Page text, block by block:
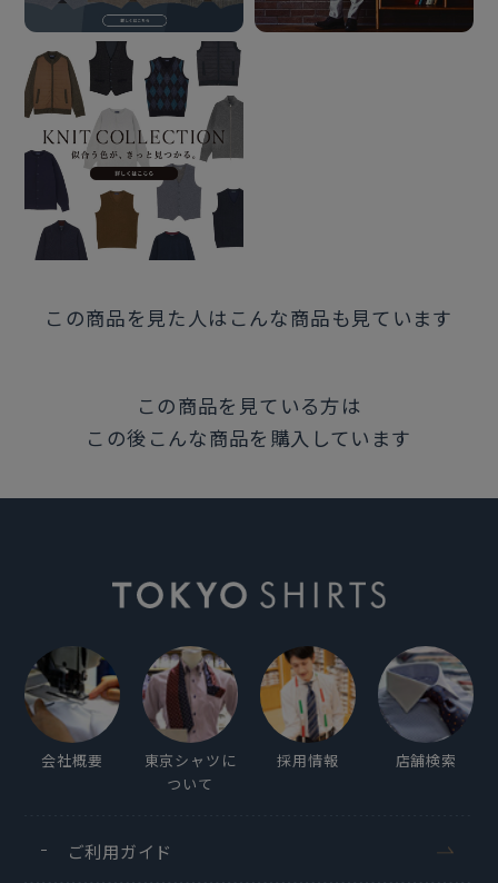
この商品を見た人はこんな商品も見ています
この商品を見ている方は
この後こんな商品を購入しています
会社概要
東京シャツに
ついて
採用情報 店舗検索
ご利用ガイド